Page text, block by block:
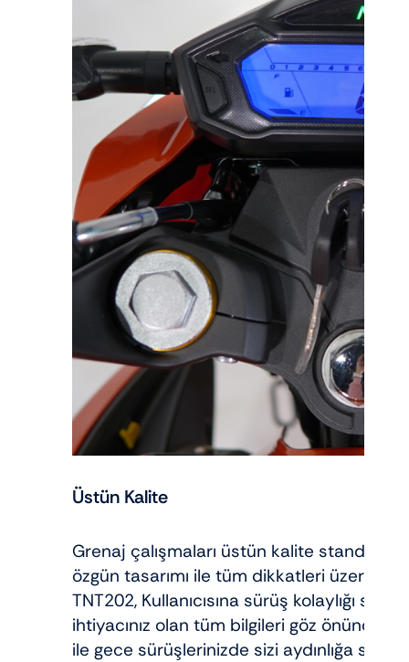
Üstün Kalite
Grenaj çalışmaları üstün kalite
özgün tasarımı ile tüm dikkatleri üzerine
TNT202, Kullanıcısına sürüş kolaylığı
ihtiyacınız olan tüm bilgileri göz önünde
ile gece sürüşlerinizde sizi aydınlığa